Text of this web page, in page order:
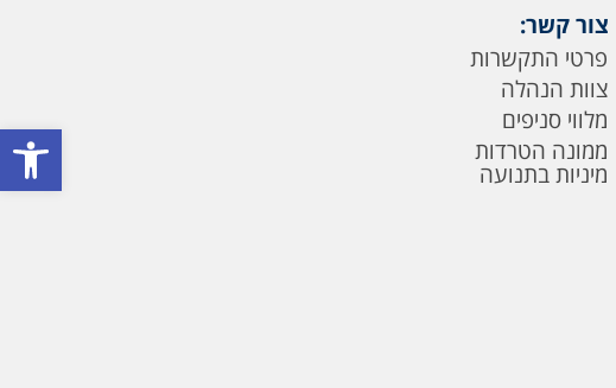
פתח
צור קשר:
פרטי התקשרות
צוות הנהלה
מלווי סניפים
ממונה הטרדות
מיניות בתנועה